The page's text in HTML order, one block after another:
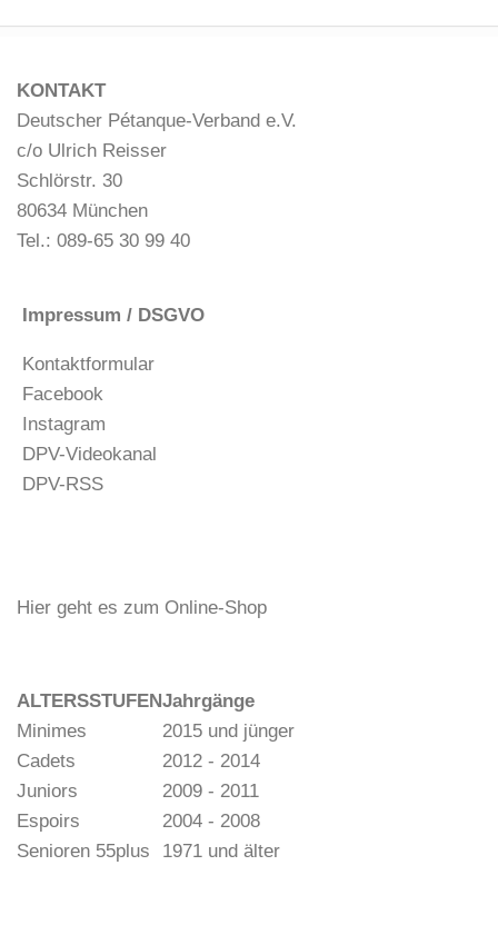
KONTAKT
Deutscher Pétanque-Verband e.V.
c/o Ulrich Reisser
Schlörstr. 30
80634 München
Tel.: 089-65 30 99 40
Impressum / DSGVO
Kontaktformular
Facebook
Instagram
DPV-Videokanal
DPV-RSS
Hier geht es zum Online-Shop
ALTERSSTUFENJahrgänge
Minimes
2015 und jünger
Cadets
2012 - 2014
Juniors
2009 - 2011
Espoirs
2004 - 2008
Senioren 55plus
1971 und älter